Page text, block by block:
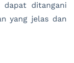
ditangani
yang jelas dan